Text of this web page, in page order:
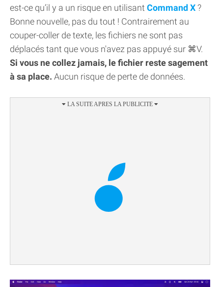
est-ce qu’il y a un risque en utilisant Command X?
Bonne nouvelle, pas du tout ! Contrairement au
couper-coller de texte, les fichiers ne sont pas
déplacés tant que vous n'avez pas appuyé sur ⌘V.
Si vous ne collez jamais, le fichier reste sagement
à sa place. Aucun risque de perte de données.